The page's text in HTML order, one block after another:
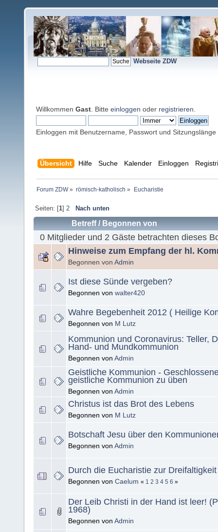
Webseite ZDW
Willkommen Gast . Bitte einloggen oder registrieren
Einloggen mit Benutzername, Passwort und Sitzungslänge
Übersicht Hilfe Suche Kalender Einloggen
Forum ZDW» römisch-katholisch » Eucharistie
Seiten: [1] 2 Nach unten
Betreff/ Begonnen von
0 Mitglieder und 2 Gäste betrachten dieses
Hinweise zum Empfang der hl.
Begonnen von Admin
Ist diese Sünde vergeben?
Begonnen von walter420
Wahre Begebenheit 2012 ( Heilige
Begonnen von M Lutz
Kommunion und Coronavirus: Teller,
Hand- und Mundkommunion
Begonnen von Admin
Geistliche Kommunion -
geistliche Kommunion zu üben
Begonnen von Admin
Christus ist das Brot des Lebens
Begonnen von M Lutz
Botschaft Jesu über den
Begonnen von Admin
Durch die Eucharistie zur Dreifaltigkeit
Begonnen von Caelum « 1 2 3 4 5 6 »
Der Leib Christi in der Hand ist leer!
1968)
Begonnen von Admin